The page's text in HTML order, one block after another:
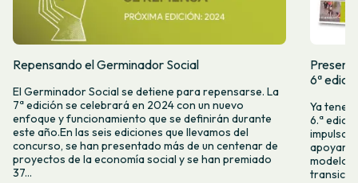
Repensando el Germinador Social
El Germinador Social se detiene para repensarse. La
7ª edición se celebrará en 2024 con un nuevo
enfoque y funcionamiento que se definirán durante
este año.En las seis ediciones que llevamos del
concurso, se han presentado más de un centenar de
proyectos de la economía social y se han premiado
37...
6ª
Ya
6.ª
apoyar
modelos